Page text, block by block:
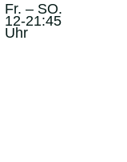
Fr. – SO.
12-21:45
Uhr